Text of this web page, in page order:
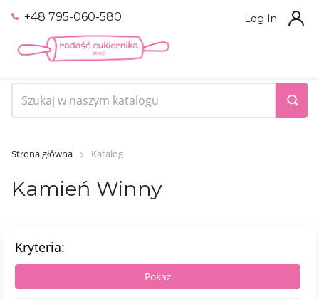
+48 795-060-580 Log In
Strona główna Katalog
Kamień Winny
Kryteria: